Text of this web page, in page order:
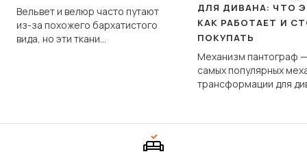
Вельвет и велюр часто путают
из-за похожего бархатистого
вида, но эти ткани
ДЛЯ ДИВАНА: ЧТО
КАК РАБОТАЕТ И
ПОКУПАТЬ
Механизм пантограф
самых популярных
трансформации для
сиденье не